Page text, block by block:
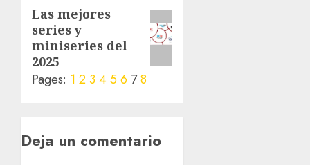
Las mejores
series y
miniseries del
2025
Pages: 1 23 456 78
Deja un comentario